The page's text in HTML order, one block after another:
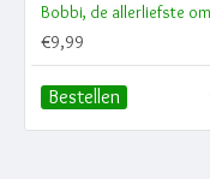
Bobbi, de allerliefste
€9,99
Bestellen